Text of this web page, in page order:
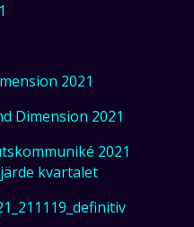
2021
Dimension 2021
2021
kvartalet